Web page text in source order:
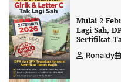
Mulai 2
Lagi Sah,
Sertifikat
Ronaldy